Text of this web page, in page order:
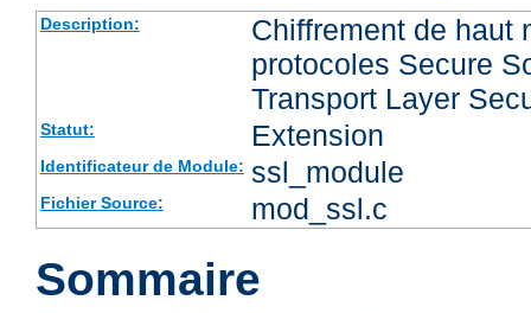
Description:
Chiffrement de haut
protocoles Secure
Transport Layer
Statut: Extension
Identificateur de Module: ssl_module
Fichier Source: mod_ssl.c
Sommaire